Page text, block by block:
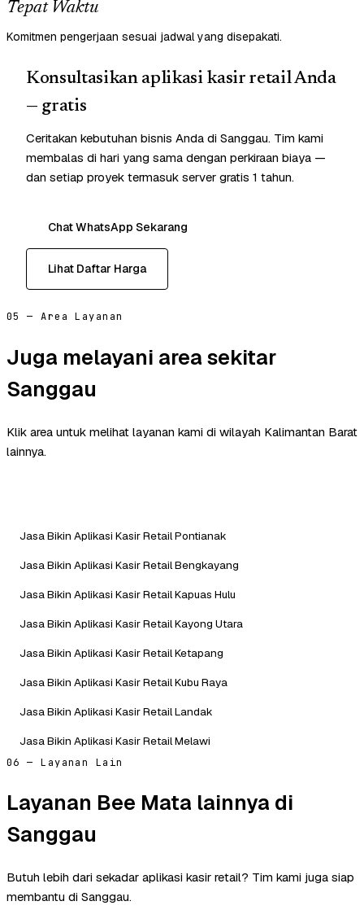
Tepat Waktu
Komitmen pengerjaan sesuai jadwal yang disepakati.
Konsultasikan aplikasi kasir retail Anda
— gratis
Ceritakan kebutuhan bisnis Anda di Sanggau. Tim kami
membalas di hari yang sama dengan perkiraan biaya —
dan setiap proyek termasuk server gratis 1 tahun.
Chat WhatsApp Sekarang
Lihat Daftar Harga
05 — Area Layanan
Juga melayani area sekitar
Sanggau
Klik area untuk melihat layanan kami di wilayah Kalimantan Barat
lainnya.
Jasa Bikin Aplikasi Kasir Retail Pontianak
Jasa Bikin Aplikasi Kasir Retail Bengkayang
Jasa Bikin Aplikasi Kasir Retail Kapuas Hulu
Jasa Bikin Aplikasi Kasir Retail Kayong Utara
Jasa Bikin Aplikasi Kasir Retail Ketapang
Jasa Bikin Aplikasi Kasir Retail Kubu Raya
Jasa Bikin Aplikasi Kasir Retail Landak
Jasa Bikin Aplikasi Kasir Retail Melawi
06 — Layanan Lain
Layanan Bee Mata lainnya di
Sanggau
Butuh lebih dari sekadar aplikasi kasir retail? Tim kami juga siap
membantu di Sanggau.